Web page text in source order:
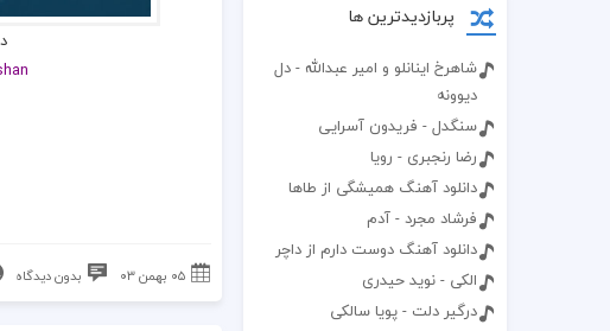
پربازدیدترین ها
شاهرخ اینانلو و امیر عبدالله - دل
دیوونه
سنگدل - فریدون آسرایی
رضا رنجبری - رویا
دانلود آهنگ همیشگی از طاها
فرشاد مجرد - آدم
دانلود آهنگ دوست دارم از داچر
الکی - نوید حیدری
درگیر دلت - پویا سالکی
۰۵ بهمن ۰۳ بدون دیدگاه